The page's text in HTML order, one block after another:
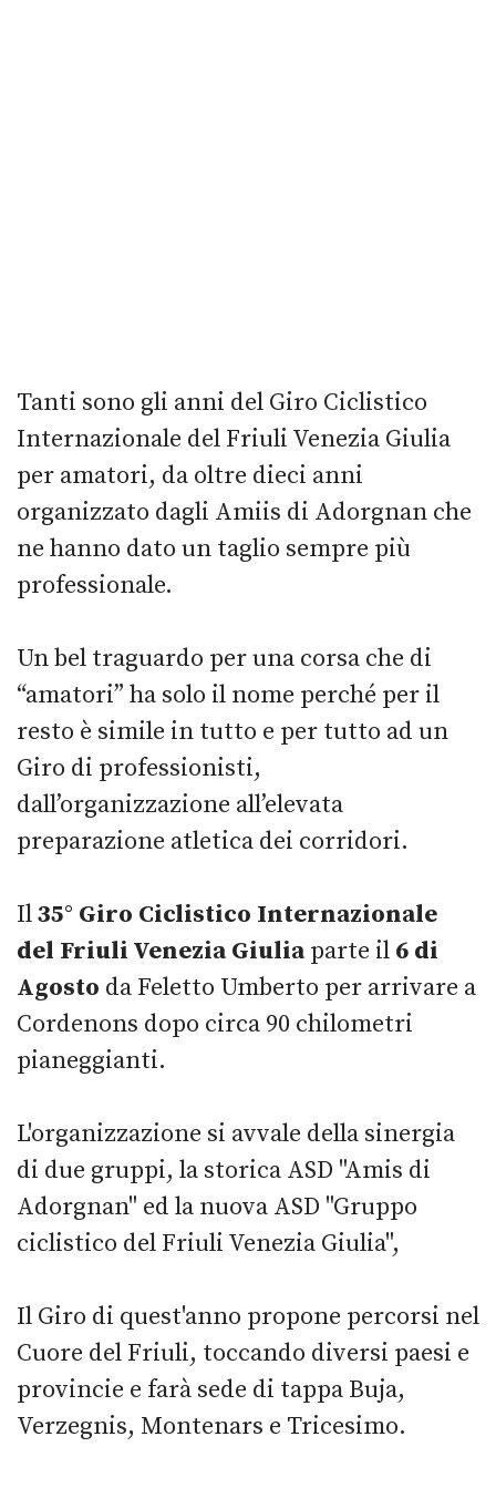
Tanti sono gli anni del Giro Ciclistico
Internazionale del Friuli Venezia Giulia
per amatori, da oltre dieci anni
organizzato dagli Amiis di Adorgnan che
ne hanno dato un taglio sempre più
professionale.
Un bel traguardo per una corsa che di
“amatori” ha solo il nome perché per il
resto è simile in tutto e per tutto ad un
Giro di professionisti,
dall’organizzazione all’elevata
preparazione atletica dei corridori.
Il35° Giro Ciclistico Internazionale
del Friuli Venezia Giuliaparte il 6 di
Agosto da Feletto Umberto per arrivare a
Cordenons dopo circa 90 chilometri
pianeggianti.
L'organizzazione si avvale della sinergia
di due gruppi, la storica ASD "Amis di
Adorgnan" ed la nuova ASD "Gruppo
ciclistico del Friuli Venezia Giulia",
Il Giro di quest'anno propone percorsi nel
Cuore del Friuli, toccando diversi paesi e
provincie e farà sede di tappa Buja,
Verzegnis, Montenars e Tricesimo.